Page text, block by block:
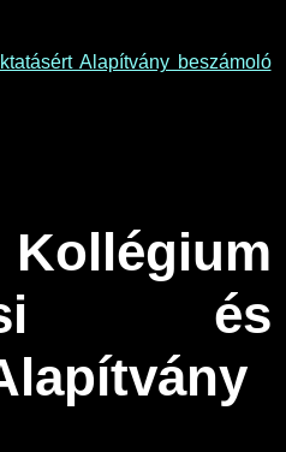
Alapítvány beszámoló
és